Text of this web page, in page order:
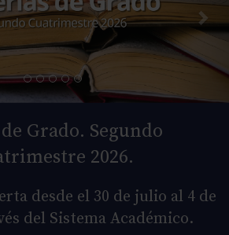
Grado. Segundo
2026.
desde el 30 de julio al 4 de
del Sistema Académico.